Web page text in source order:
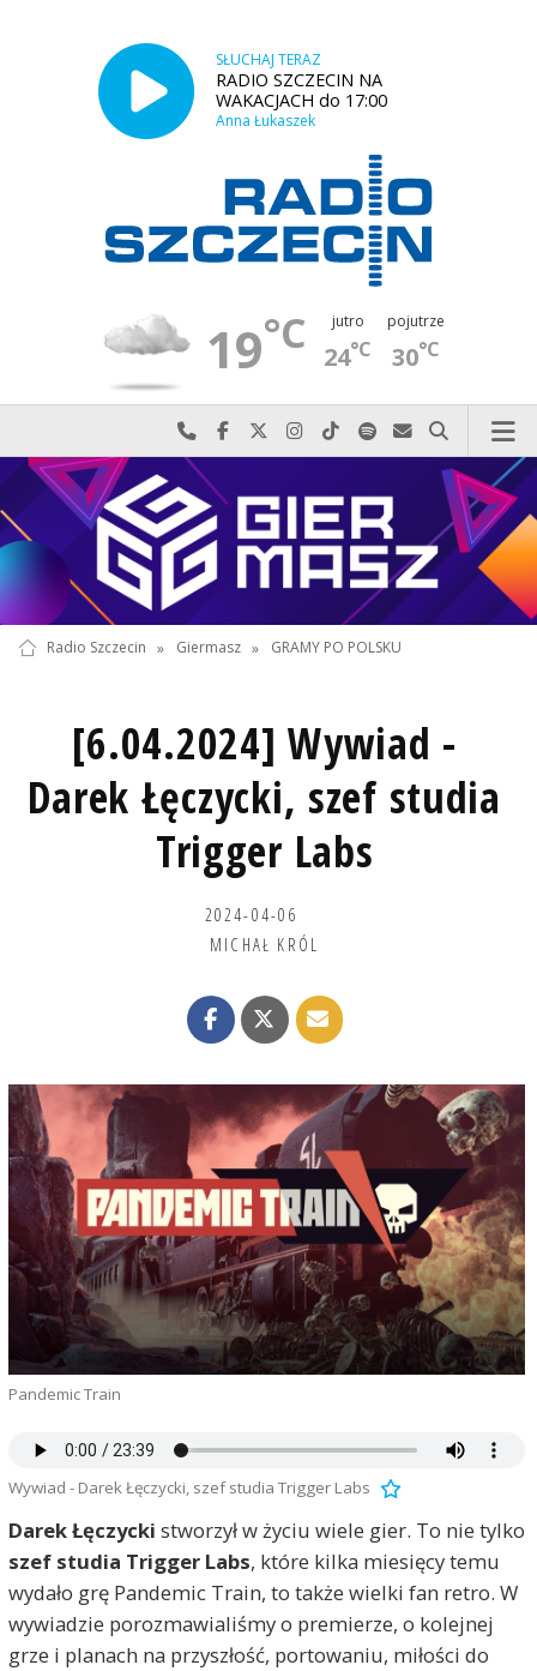
SŁUCHAJ TERAZ
RADIO SZCZECIN NA
WAKACJACH do 17:00
Anna Łukaszek
19°C jutro
24°C
pojutrze
30°C
Najlepiej po prostu do nas zadzwoń
Odwiedź nas na Facebook-u
Odwiedź nas na X
Odwiedź nas na Instagram-ie
Odwiedź nas na TikTok-u
Szukaj nas na Spotify
Wyślij do nas
Szukaj
Radio Szczecin » Giermasz » GRAMY PO POLSKU
[6.04.2024] Wywiad -
Darek Łęczycki, szef studia
Trigger Labs
2024-04-06
MICHAŁ KRÓL
Pandemic Train
Wywiad - Darek Łęczycki, szef studia Trigger Labs
Darek Łęczycki stworzył w życiu wiele gier. To nie tylko
szef studia Trigger Labs, które kilka miesięcy temu
wydało grę Pandemic Train, to także wielki fan retro. W
wywiadzie porozmawialiśmy o premierze, o kolejnej
grze i planach na przyszłość, portowaniu, miłości do